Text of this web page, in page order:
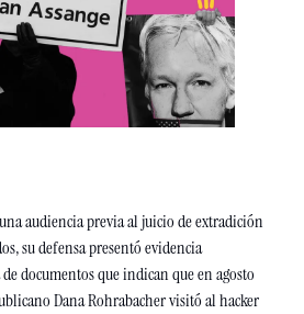
audiencia previa al juicio de extradición
su defensa presentó evidencia
documentos que indican que en agosto
Dana Rohrabacher visitó al hacker